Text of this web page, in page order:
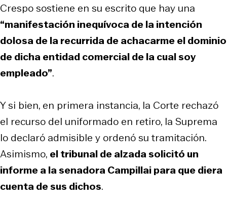
Crespo sostiene en su escrito que hay una
“manifestación inequívoca de la intención
dolosa de la recurrida de achacarme el dominio
de dicha entidad comercial de la cual soy
empleado”.
Y si bien, en primera instancia, la Corte rechazó
el recurso del uniformado en retiro, la Suprema
lo declaró admisible y ordenó su tramitación.
Asimismo, el tribunal de alzada solicitó un
informe a la senadora Campillai para que diera
cuenta de sus dichos.